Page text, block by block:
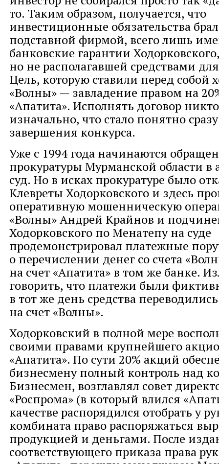
то. Таким образом, получается, что
инвестиционные обязательства
подставной фирмой, всего лишь
банковские гарантии Ходорковского,
но не располагавшей средствами
Цель, которую ставили перед собой
«Волны» — завладение правом на
«Апатита». Исполнять договор
изначально, что стало понятно
завершения конкурса.
Уже с 1994 года начинаются
прокуратуры Мурманской области
суд. Но в исках прокуратуре было
Клевреты Ходорковского и здесь
оперативную мошенническую
«Волны» Андрей Крайнов и
Ходорковского по Менатепу на суде
продемонстрировал платежные
о перечислении денег со счета
на счет «Апатита» в том же банке.
говорить, что платежи были
в тот же день средства
на счет «Волны».
Ходорковский в полной мере
своими правами крупнейшего
«Апатита». По сути 20% акций
бизнесмену полный контроль над
Бизнесмен, возглавлял совет
«Роспрома» (в который влился
качестве распорядился отобрать у
комбината право распоряжаться
продукцией и деньгами. После
соответствующего приказа права